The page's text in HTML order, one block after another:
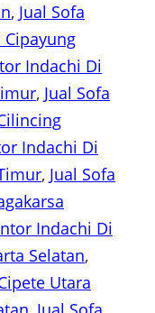
, Jual Sofa
Indachi Di
, Jual Sofa
Indachi Di
, Jual Sofa
Indachi Di
Selatan
Utara